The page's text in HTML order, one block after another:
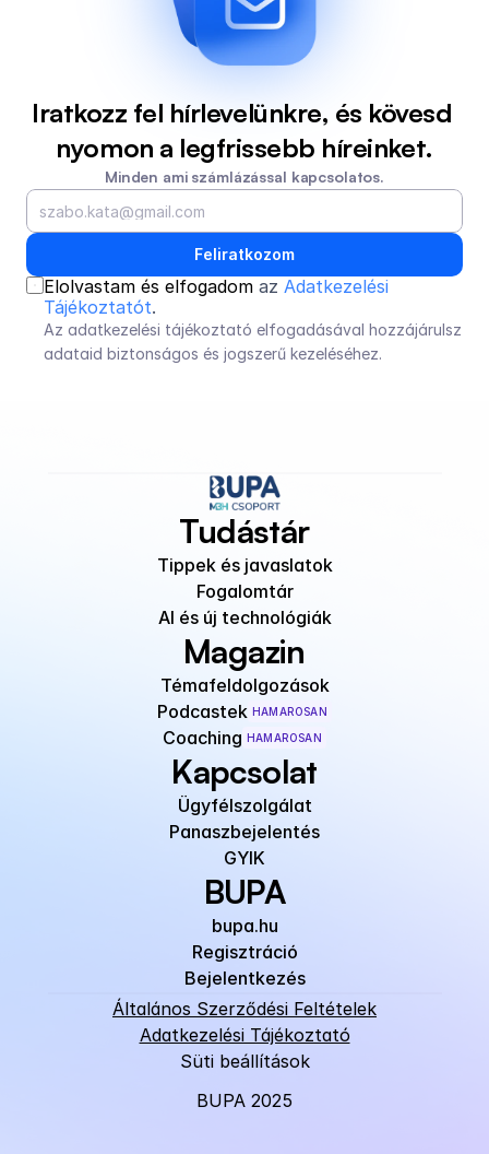
Iratkozz fel hírlevelünkre, és kövesd
nyomon a legfrissebb híreinket.
Minden ami számlázással kapcsolatos.
Feliratkozom
Elolvastam és elfogadom az Adatkezelési
Tájékoztatót.
Az adatkezelési tájékoztató elfogadásával hozzájárulsz
adataid biztonságos és jogszerű kezeléséhez.
Tudástár
Tippek és javaslatok
Fogalomtár
AI és új technológiák
Magazin
Témafeldolgozások
Podcastek HAMAROSAN
Coaching HAMAROSAN
Kapcsolat
Ügyfélszolgálat
Panaszbejelentés
GYIK
BUPA
bupa.hu
Regisztráció
Bejelentkezés
BUPA 2025
Általános Szerződési Feltételek
Adatkezelési Tájékoztató
Süti beállítások